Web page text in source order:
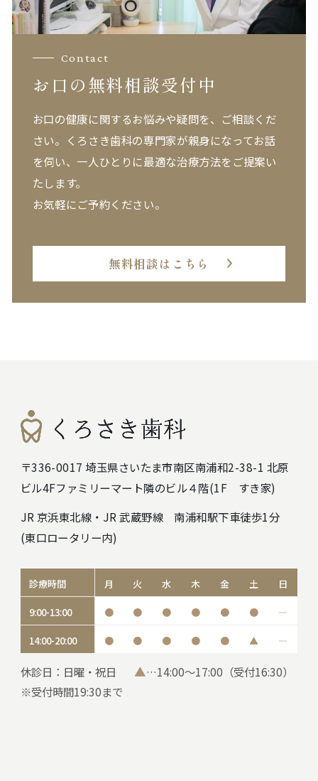
Contact
お口の無料相談受付中
お口の健康に関するお悩みや疑問を、ご相談くだ
さい。 くろさき歯科の専門家が親身になってお話
を伺い、一人ひとりに最適な治療方法をご提案い
たします。
お気軽にご予約ください。
無料相談はこちら
〒336-0017 埼玉県さいたま市南区南浦和2-38-1 北原
ビル4Fファミリーマート隣のビル４階(1F すき家)
JR 京浜東北線・JR 武蔵野線 南浦和駅下車徒歩1分
(東口ロータリー内)
診療時間 月 火 水 木 金 土 日
9:00-13:00 ● ● ● ● ● ● ―
14:00-20:00 ● ● ● ● ● ▲ ―
休診日：日曜・祝日 ▲…14:00～17:00（受付16:30）
※受付時間19:30まで